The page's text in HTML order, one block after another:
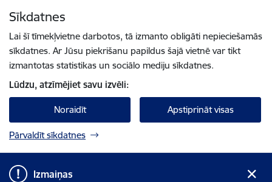
Sīkdatnes
Lai šī tīmekļvietne darbotos, tā izmanto obligāti nepieciešamās
sīkdatnes. Ar Jūsu piekrišanu papildus šajā vietnē var tikt
izmantotas statistikas un sociālo mediju sīkdatnes.
Lūdzu, atzīmējiet savu izvēli:
Noraidīt Apstiprināt visas
Pārvaldīt sīkdatnes
Izmaiņas